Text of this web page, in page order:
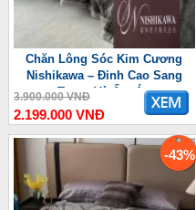
Chăn Lông Sóc Kim Cương
Nishikawa – Đỉnh Cao Sang
Trọng Và Ấm Áp
3.900.000 VNĐ
2.199.000 VNĐ
-43%